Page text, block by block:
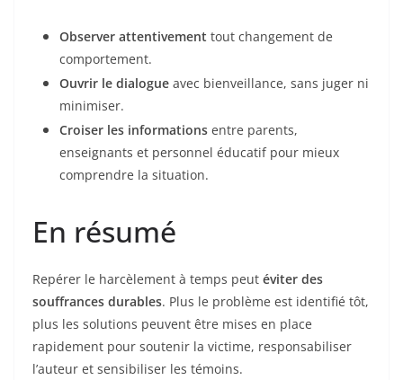
Observer attentivement tout changement de
comportement.
Ouvrir le dialogue avec bienveillance, sans juger ni
minimiser.
Croiser les informations entre parents,
enseignants et personnel éducatif pour mieux
comprendre la situation.
En résumé
Repérer le harcèlement à temps peut éviter des
souffrances durables. Plus le problème est identifié tôt,
plus les solutions peuvent être mises en place
rapidement pour soutenir la victime, responsabiliser
l’auteur et sensibiliser les témoins.